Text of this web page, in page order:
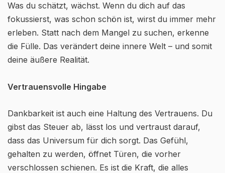
Was du schätzt, wächst. Wenn du dich auf das
fokussierst, was schon schön ist, wirst du immer mehr
erleben. Statt nach dem Mangel zu suchen, erkenne
die Fülle. Das verändert deine innere Welt – und somit
deine äußere Realität.
Vertrauensvolle Hingabe
Dankbarkeit ist auch eine Haltung des Vertrauens. Du
gibst das Steuer ab, lässt los und vertraust darauf,
dass das Universum für dich sorgt. Das Gefühl,
gehalten zu werden, öffnet Türen, die vorher
verschlossen schienen. Es ist die Kraft, die alles